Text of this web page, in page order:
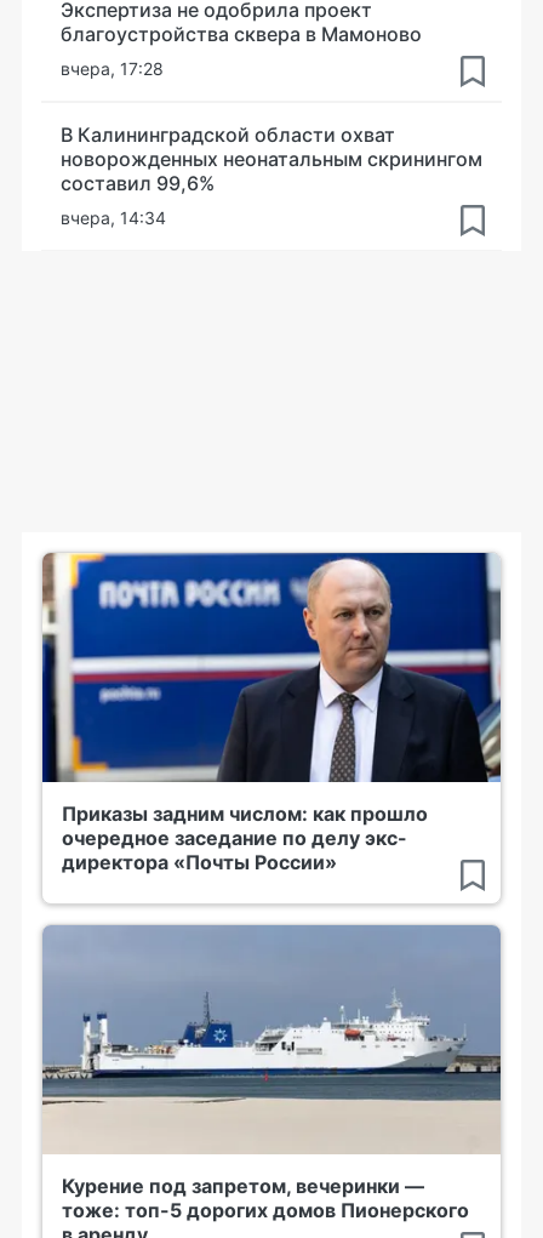
Экспертиза не одобрила проект
благоустройства сквера в Мамоново
вчера, 17:28
В Калининградской области охват
новорожденных неонатальным скринингом
составил 99,6%
вчера, 14:34
Приказы задним числом: как прошло
очередное заседание по делу экс-
директора «Почты России»
Курение под запретом, вечеринки —
тоже: топ-5 дорогих домов Пионерского